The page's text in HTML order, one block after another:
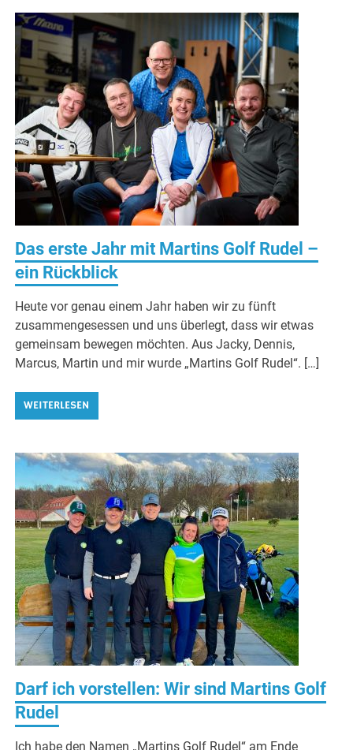
Das erste Jahr mit Martins Golf Rudel –
ein Rückblick
Heute vor genau einem Jahr haben wir zu fünft
zusammengesessen und uns überlegt, dass wir etwas
gemeinsam bewegen möchten. Aus Jacky, Dennis,
Marcus, Martin und mir wurde „Martins Golf Rudel“. […]
WEITERLESEN
Darf ich vorstellen: Wir sind Martins Golf
Rudel
Ich habe den Namen „Martins Golf Rudel“ am Ende